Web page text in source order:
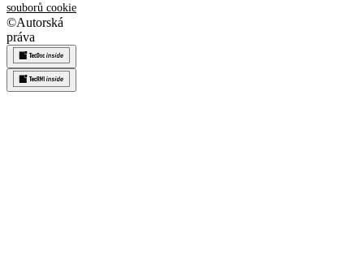
souborů cookie
©Autorská
práva